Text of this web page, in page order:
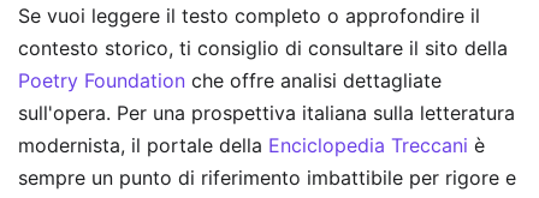
Se vuoi leggere il testo completo o approfondire il
contesto storico, ti consiglio di consultare il sito della
Poetry Foundation che offre analisi dettagliate
sull'opera. Per una prospettiva italiana sulla letteratura
modernista, il portale della Enciclopedia Treccani è
sempre un punto di riferimento imbattibile per rigore e